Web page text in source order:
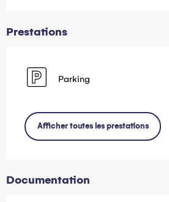
Prestations
Parking
Afficher toutes les prestations
Documentation